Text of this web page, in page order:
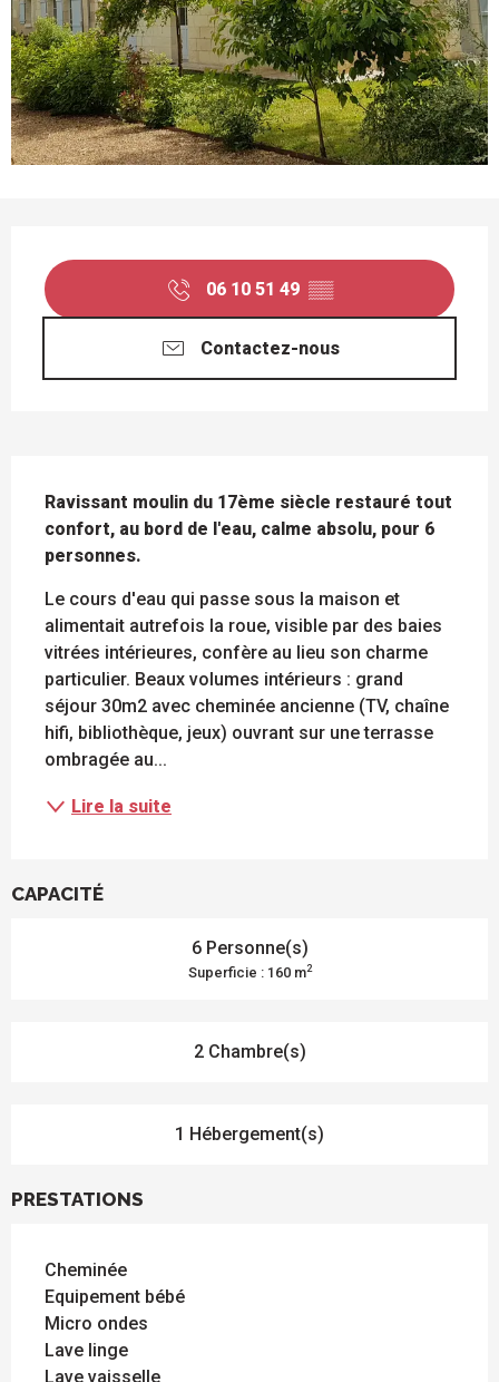
06 10 51 49 ▒▒
Contactez-nous
Ravissant moulin du 17ème siècle restauré tout
confort, au bord de l'eau, calme absolu, pour 6
personnes.
Le cours d'eau qui passe sous la maison et
alimentait autrefois la roue, visible par des baies
vitrées intérieures, confère au lieu son charme
particulier. Beaux volumes intérieurs : grand
séjour 30m2 avec cheminée ancienne (TV, chaîne
hifi, bibliothèque, jeux) ouvrant sur une terrasse
ombragée au...
Lire la suite
CAPACITÉ
6 Personne(s)
Superficie : 160 m2
2 Chambre(s)
1 Hébergement(s)
PRESTATIONS
Cheminée
Equipement bébé
Micro ondes
Lave linge
Lave vaisselle